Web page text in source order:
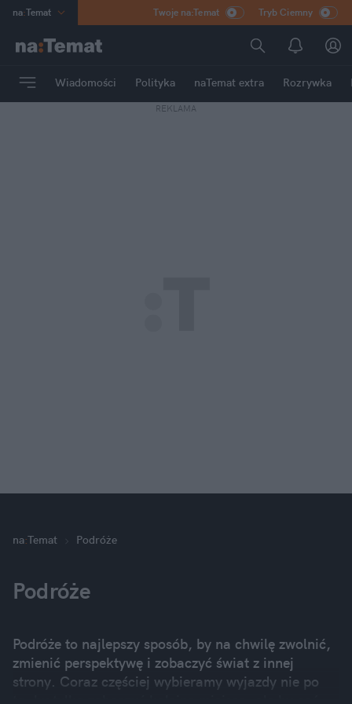
na:Temat
Poland
mama
Twoje na:Temat Tryb Ciemny
Wiadomości Polityka naTemat extra Rozrywka
REKLAMA
na:Temat Podróże
Podróże
Podróże to najlepszy sposób, by na chwilę zwolnić,
zmienić perspektywę i zobaczyć świat z innej
strony. Coraz częściej wybieramy wyjazdy nie po